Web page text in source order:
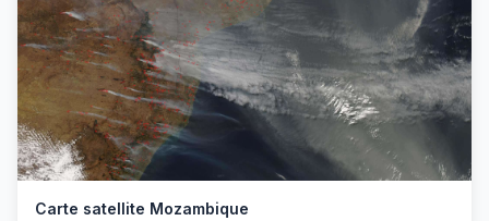
Carte satellite Mozambique